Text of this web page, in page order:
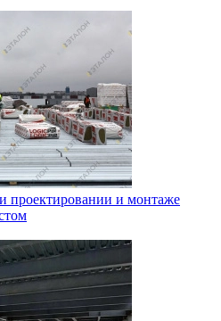
и монтаже